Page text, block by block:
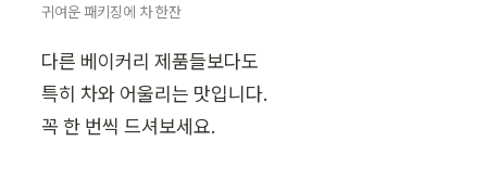
귀여운 패키징에 차 한잔
다른 베이커리 제품들보다도
특히 차와 어울리는 맛입니다.
꼭 한 번씩 드셔보세요.